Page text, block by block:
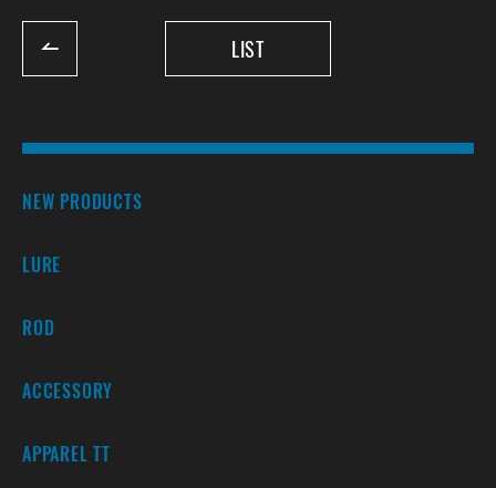
LIST
NEW PRODUCTS
LURE
ROD
ACCESSORY
APPAREL TT